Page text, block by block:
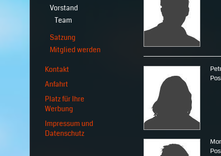
Vorstand
Team
Satzung
Mitglied werden
Kontakt
Anfahrt
Platz für Ihre
Werbung
Impressum und
Datenschutz